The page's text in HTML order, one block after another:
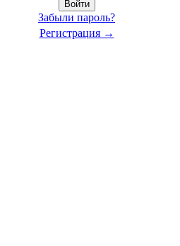
Забыли пароль?
Регистрация →